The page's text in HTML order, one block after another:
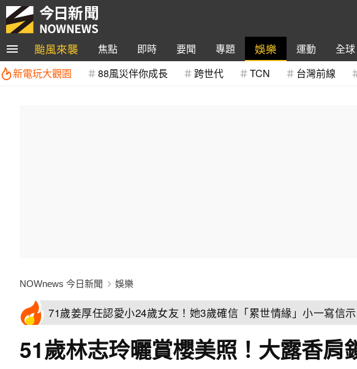
颱風來襲 焦點 即時 要聞 專題 娛樂 運動 全球
新電玩大觀園
88風災伴你成長 跨世代 TCN 台灣前線
NOWnews 今日新聞 娛樂
71歲姜厚任認愛小24歲女友！她3歲確信「累世情緣」小一寫信
51歲林志玲曬賞櫻美照！大露香